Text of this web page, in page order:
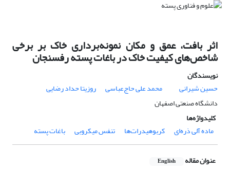
اثر بافت، عمق و مکان نمونه‌برداری خاک بر برخی
شاخص‌های کیفیت خاک در باغات پسته رفسنجان
نویسندگان
حسین شیرانی
محمد علی حاج‌عباسی
روزیتا حداد رضایی
دانشگاه صنعتی اصفهان
کلیدواژه‌ها
ماده آلی ذره‌ای
کربوهیدرات‌ها تنفس میکروبی باغات پسته
عنوان مقاله English